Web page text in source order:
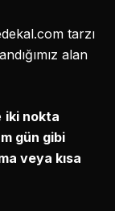
tarzı
alan
iki nokta
gün gibi
veya kısa